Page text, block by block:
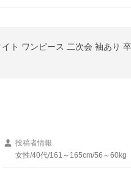
投稿者情報
女性/40代/161～165cm/56～60kg